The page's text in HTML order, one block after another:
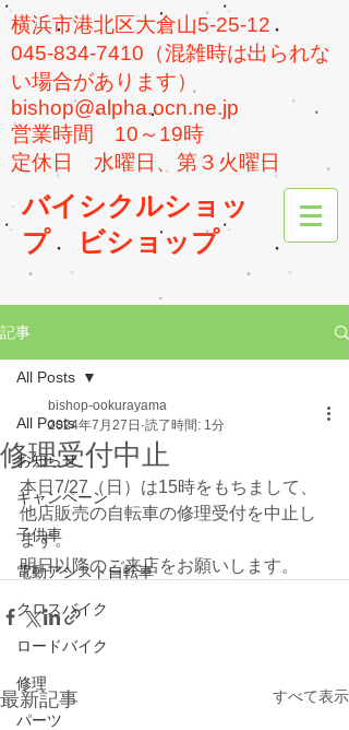
横浜市港北区大倉山5-25-12
045-834-7410（混雑時は出られな
い場合があります）
bishop@alpha.ocn.ne.jp
​営業時間 10～19時
​定休日 水曜日、第３火曜日
バイシクルショッ
プ
ビショップ
記事
All Posts
お知らせ
キャンペーン
子供車
電動アシスト自転車
クロスバイク
ロードバイク
修理
パーツ
All Posts
修理受付中止
bishop-ookurayama
2024年7月27日 読了時間: 1分
本日7/27（日）は15時をもちまして、
他店販売の自転車の修理受付を中止し
ます。
明日以降のご来店をお願いします。
最新記事 すべて表示